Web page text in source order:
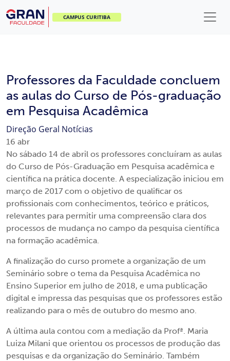
CAMPUS CURITIBA
Professores da Faculdade concluem
as aulas do Curso de Pós-graduação
em Pesquisa Acadêmica
Direção Geral Notícias
16 abr
No sábado 14 de abril os professores concluíram as aulas
do Curso de Pós-Graduação em Pesquisa acadêmica e
científica na prática docente. A especialização iniciou em
março de 2017 com o objetivo de qualificar os
profissionais com conhecimentos, teórico e práticos,
relevantes para permitir uma compreensão clara dos
processos de mudança no campo da pesquisa científica
na formação acadêmica.
A finalização do curso promete a organização de um
Seminário sobre o tema da Pesquisa Acadêmica no
Ensino Superior em julho de 2018, e uma publicação
digital e impressa das pesquisas que os professores estão
realizando para o mês de outubro do mesmo ano.
A última aula contou com a mediação da Profª. Maria
Luiza Milani que orientou os processos de produção das
pesquisas e da organização do Seminário. Também